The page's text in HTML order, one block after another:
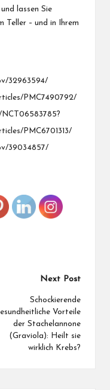
lassen Sie
Teller – und in Ihrem
32963594/
PMC7490792/
PMC6701313/
39034857/
Next Post
Schockierende
Vorteile
der Stachelannone
(Graviola): Heilt sie
wirklich Krebs?